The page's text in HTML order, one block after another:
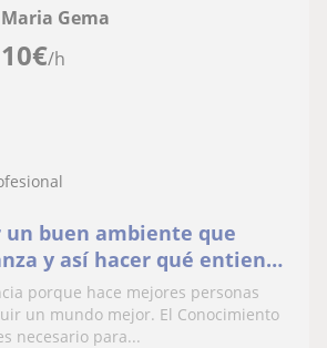
10€/h
Maria Gema
un buen ambiente que
y así hacer qué entienda
es aprender y se
porque hace mejores personas
un mundo mejor. El Conocimiento
necesario para...